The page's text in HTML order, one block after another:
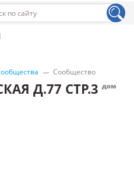
Сообщество
Д.77 СТР.3 дом